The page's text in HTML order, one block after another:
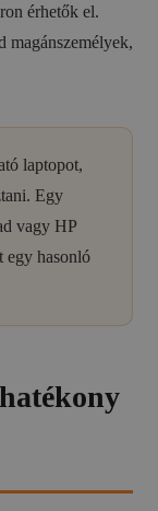
érhetők el.
magánszemélyek,
laptopot,
Egy
vagy HP
egy hasonló